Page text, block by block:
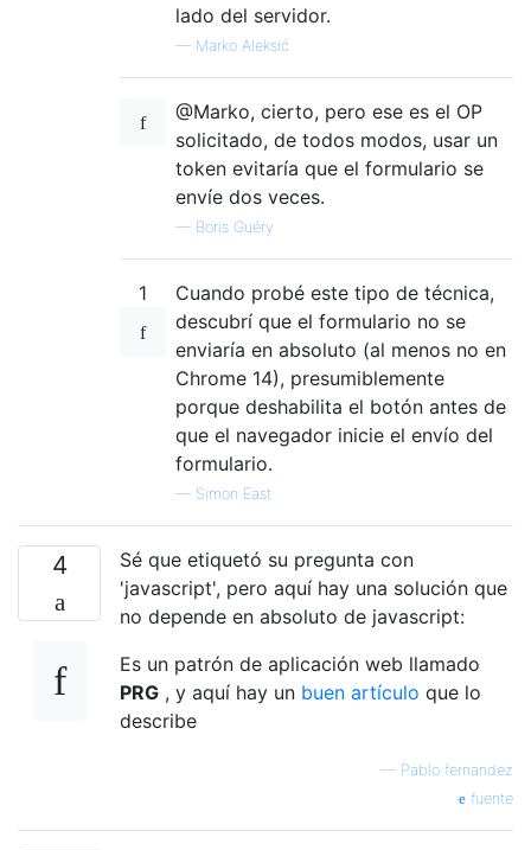
lado del servidor.
— Marko Aleksić
@Marko, cierto, pero ese es el OP
solicitado, de todos modos, usar un
token evitaría que el formulario se
envíe dos veces.
— Boris Guéry
1
Cuando probé este tipo de técnica,
descubrí que el formulario no se
enviaría en absoluto (al menos no en
Chrome 14), presumiblemente
porque deshabilita el botón antes de
que el navegador inicie el envío del
formulario.
— Simon East
4
Sé que etiquetó su pregunta con
'javascript', pero aquí hay una solución que
no depende en absoluto de javascript:
Es un patrón de aplicación web llamado
PRG , y aquí hay un buen artículo que lo
describe
— Pablo fernandez
fuente